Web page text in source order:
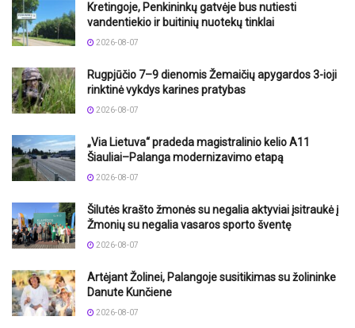
Kretingoje, Penkininkų gatvėje bus nutiesti
vandentiekio ir buitinių nuotekų tinklai
2026-08-07
Rugpjūčio 7–9 dienomis Žemaičių apygardos 3-ioji
rinktinė vykdys karines pratybas
2026-08-07
„Via Lietuva“ pradeda magistralinio kelio A11
Šiauliai–Palanga modernizavimo etapą
2026-08-07
Šilutės krašto žmonės su negalia aktyviai įsitraukė į
Žmonių su negalia vasaros sporto šventę
2026-08-07
Artėjant Žolinei, Palangoje susitikimas su žolininke
Danute Kunčiene
2026-08-07